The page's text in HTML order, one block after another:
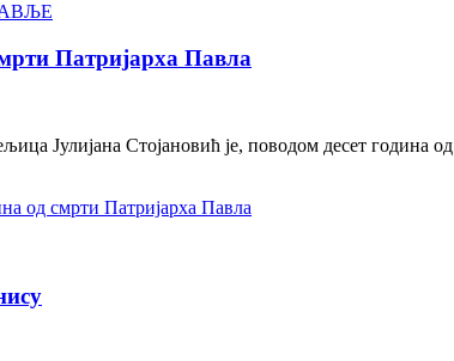
Патријарха Павла
Јулијана Стојановић је, поводом десет година
од смрти Патријарха Павла